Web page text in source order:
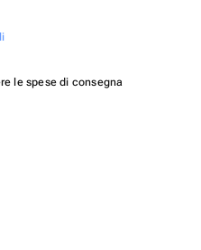
le spese di consegna